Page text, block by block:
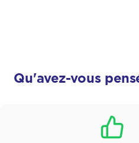
Qu'avez-vous